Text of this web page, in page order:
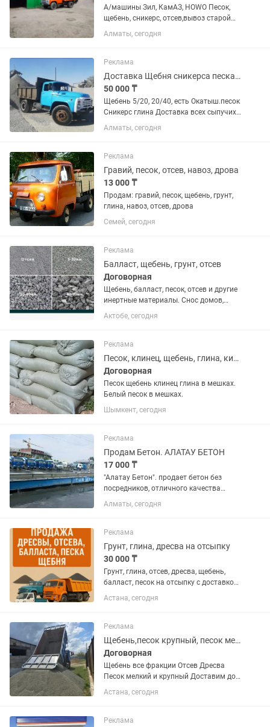
А/машины Зил, КамАЗ, HOWO Песок,
щебень, сникерс, отсев,вывоз старой
мусора,погрузка и пр. Доставка в
течение часа. Форма оплаты любая.
Алматы, сегодня
Реклама
Доставка Щебня сникерса песка пресной глина отсев
50 000 ₸
Щебень 5/20, 20/40, есть Окатыш.песок
Сникерс глина Доставка всех сыпучих
материалов. Без посредников чистый
Алматы, сегодня
Реклама
Гравий, песок, отсев, навоз, дрова
13 000 ₸
Продам: гравий, песок, щебень, грунт,
глина, навоз, отсев, дрова
Семей, сегодня
Реклама
Балласт, щебень, грунт, отсев
Договорная
Щебень, балласт, песок, отсев и другие
инертные материалы. Снос домов,
сооружений. Услуги камаза,
погрузчика, экскаватора. Нал/безнал.
Актобе, сегодня
Реклама
Песок, клинец, щебень, глина, кирпичи
Договорная
Песок щебень клинец глина в мешках.
Белый песок в мешках.
Шымкент, сегодня
Реклама
Продам Бетон. АЛАТАУ БЕТОН
17 000 ₸
"Алатау Бетон". продает бетон без
посредников, отличного качества
разных марок.Гарантия качества и
количества . Бетон
завод"Алатау Бетон" изготовливает
Бетон из мытого песка+...
Алматы, сегодня
Реклама
Грунт, глина, дресва на отсыпку
30 000 ₸
Грунт, глина, отсев, дресва, щебень,
балласт, песок на отсыпку с доставкой
— Астана и пригород
Астана, сегодня
Реклама
Щебень,песок крупный, песок мелкий,отсев,дресва
Договорная
Щебень все фракции Отсев Дресва
Песок мелкий и крупный Доставим до
дома Наличный без наличный расчет,
перечислением Можете оплатить через
Астана, сегодня
Реклама